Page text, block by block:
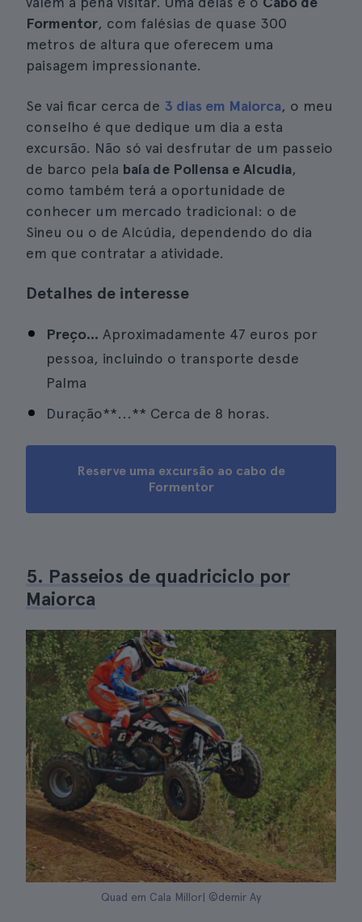
Formentor, com falésias de quase 300
metros de altura que oferecem uma
paisagem impressionante.
Se vai ficar cerca de 3 dias em Maiorca, o meu
conselho é que dedique um dia a esta
excursão. Não só vai desfrutar de um passeio
de barco pela baía de Pollensa e Alcudia,
como também terá a oportunidade de
conhecer um mercado tradicional: o de
Sineu ou o de Alcúdia, dependendo do dia
em que contratar a atividade.
Detalhes de interesse
Preço... Aproximadamente 47 euros por
pessoa, incluindo o transporte desde
Palma
Duração**...** Cerca de 8 horas.
Reserve uma excursão ao cabo de
Formentor
5. Passeios de quadriciclo por
Maiorca
Quad em Cala Millor| ©demir Ay